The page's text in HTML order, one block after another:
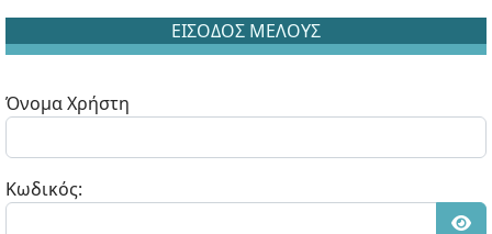
ΕΙΣΟΔΟΣ ΜΕΛΟΥΣ
Όνομα Χρήστη
Κωδικός: